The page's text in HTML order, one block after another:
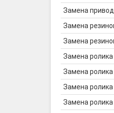
Замена
Замена
Замена
Замена ролика
Замена ролика
Замена ролика
Замена